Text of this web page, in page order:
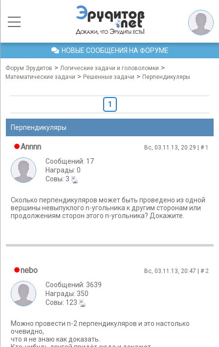
НОВЫЕ СООБЩЕНИЯ НА ФОРУМЕ
Форум Эрудитов > Логические задачи и головоломки >
Математические задачи > Решенные задачи > Перпендикуляры
1
Перпендикуляры
Аnnnn Вс, 03.11.13, 20:29 | # 1
Сообщений: 17
Награды: 0
Cовы: 3
Сколько перпендикуляров может быть проведено из одной
вершины невыпуклого n-угольника к другим сторонам или
продолжениям сторон этого n-угольника? Докажите.
nebo Вс, 03.11.13, 20:47 | # 2
Сообщений: 3639
Награды: 350
Cовы: 123
Можно провести n-2 перпендикуляров и это настолько
очевидно,
что я не знаю как доказать.